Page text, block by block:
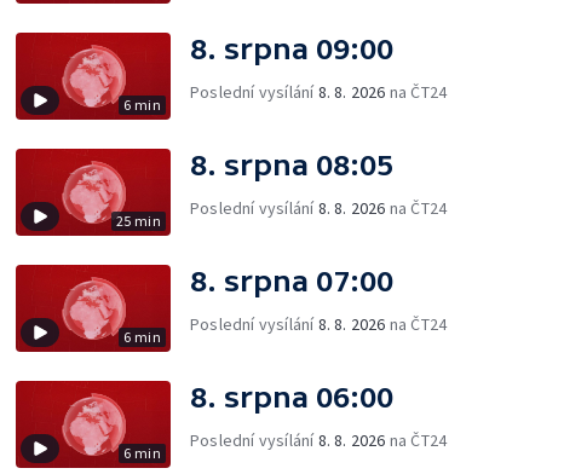
6 min
8. srpna 09:00
Poslední vysílání8. 8. 2026 na ČT24
25 min
8. srpna 08:05
Poslední vysílání8. 8. 2026 na ČT24
6 min
8. srpna 07:00
Poslední vysílání8. 8. 2026 na ČT24
6 min
8. srpna 06:00
Poslední vysílání8. 8. 2026 na ČT24